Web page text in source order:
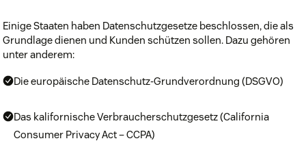
Einige Staaten haben Datenschutzgesetze beschlossen, die als
Grundlage dienen und Kunden schützen sollen. Dazu gehören
unter anderem:
Die europäische Datenschutz-Grundverordnung (DSGVO)
Das kalifornische Verbraucherschutzgesetz (California
Consumer Privacy Act – CCPA)